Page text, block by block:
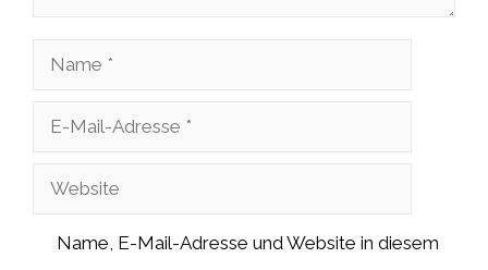
Name
Adresse
Website
Name, E-Mail-Adresse und Website in diesem